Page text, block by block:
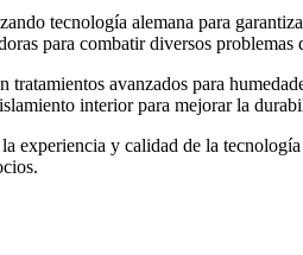
tecnología alemana para
para combatir diversos
tratamientos avanzados para
interior para mejorar la
experiencia y calidad de la